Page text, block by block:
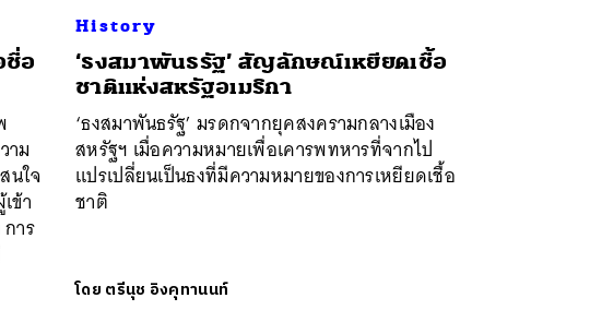
ชื่อ
าม
นใจ
ข้า
าร
History
‘ธงสมาพันธรัฐ’ สัญลักษณ์เหยียดเชื้อ
ชาติแห่งสหรัฐอเมริกา
‘ธงสมาพันธรัฐ’ มรดกจากยุคสงครามกลางเมือง
สหรัฐฯ เมื่อความหมายเพื่อเคารพทหารที่จากไป
แปรเปลี่ยนเป็นธงที่มีความหมายของการเหยียดเชื้อ
ชาติ
โดย ตรีนุช อิงคุทานนท์